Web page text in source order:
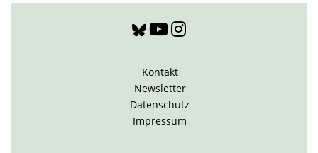
Kontakt
Newsletter
Datenschutz
Impressum